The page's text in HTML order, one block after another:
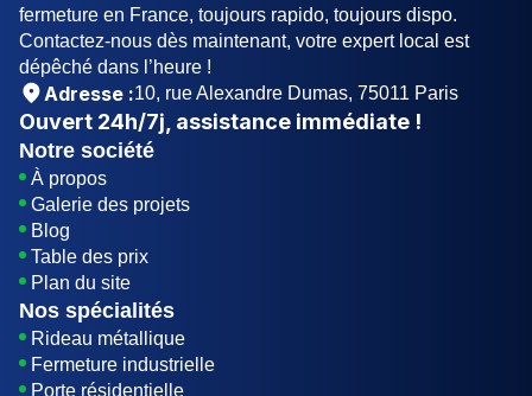
fermeture en France, toujours rapido, toujours dispo.
Contactez-nous dès maintenant, votre expert local est
dépêché dans l’heure !
Adresse :10, rue Alexandre Dumas, 75011 Paris
Ouvert 24h/7j , assistance immédiate !
Notre société
À propos
Galerie des projets
Blog
Table des prix
Plan du site
Nos spécialités
Rideau métallique
Fermeture industrielle
Porte résidentielle